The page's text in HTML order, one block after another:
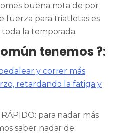
buena nota de por
fuerza para triatletas es
la temporada.
tenemos ?:
y correr más
retardando la fatiga y
para nadar más
saber nadar de